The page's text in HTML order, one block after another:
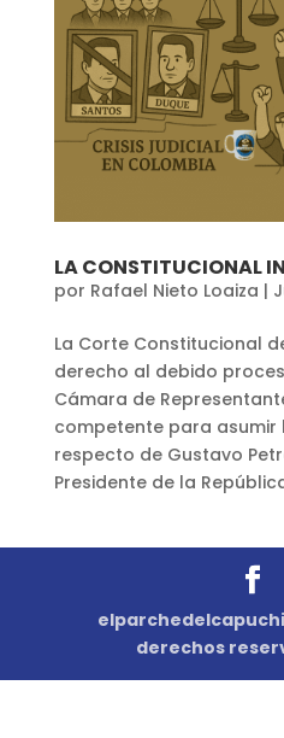
LA CONSTITUCIONAL
por Rafael Nieto Loaiza |
La Corte Constitucional
derecho al debido
Cámara de
competente para asumir
respecto de Gustavo
Presidente de la
derechos